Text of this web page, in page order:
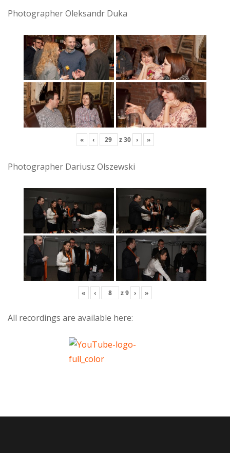
Photographer Oleksandr Duka
« ‹ z30 › »
Photographer Dariusz Olszewski
« ‹ z9 › »
All recordings are available here: